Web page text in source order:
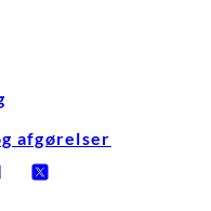
afgørelser